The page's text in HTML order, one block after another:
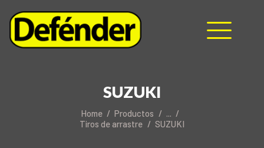
SUZUKI
Home Productos
...
Tiros de arrastre
SUZUKI
MANUALES